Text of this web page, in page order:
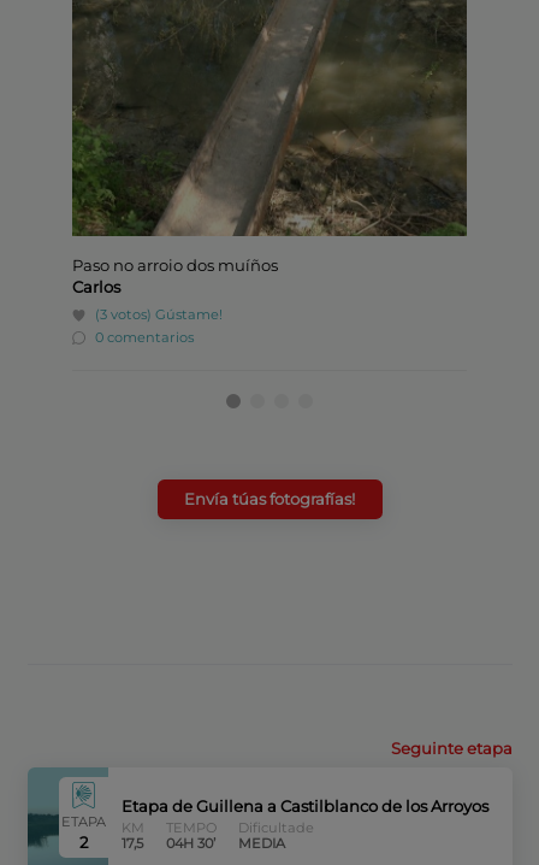
Paso no arroio dos muíños
Carlos
(3 votos) Gústame!
0 comentarios
Envía túas fotografías!
Seguinte etapa
ETAPA
2
Etapa de Guillena a Castilblanco de los Arroyos
KM
17,5
TEMPO
04H 30’
Dificultade
MEDIA